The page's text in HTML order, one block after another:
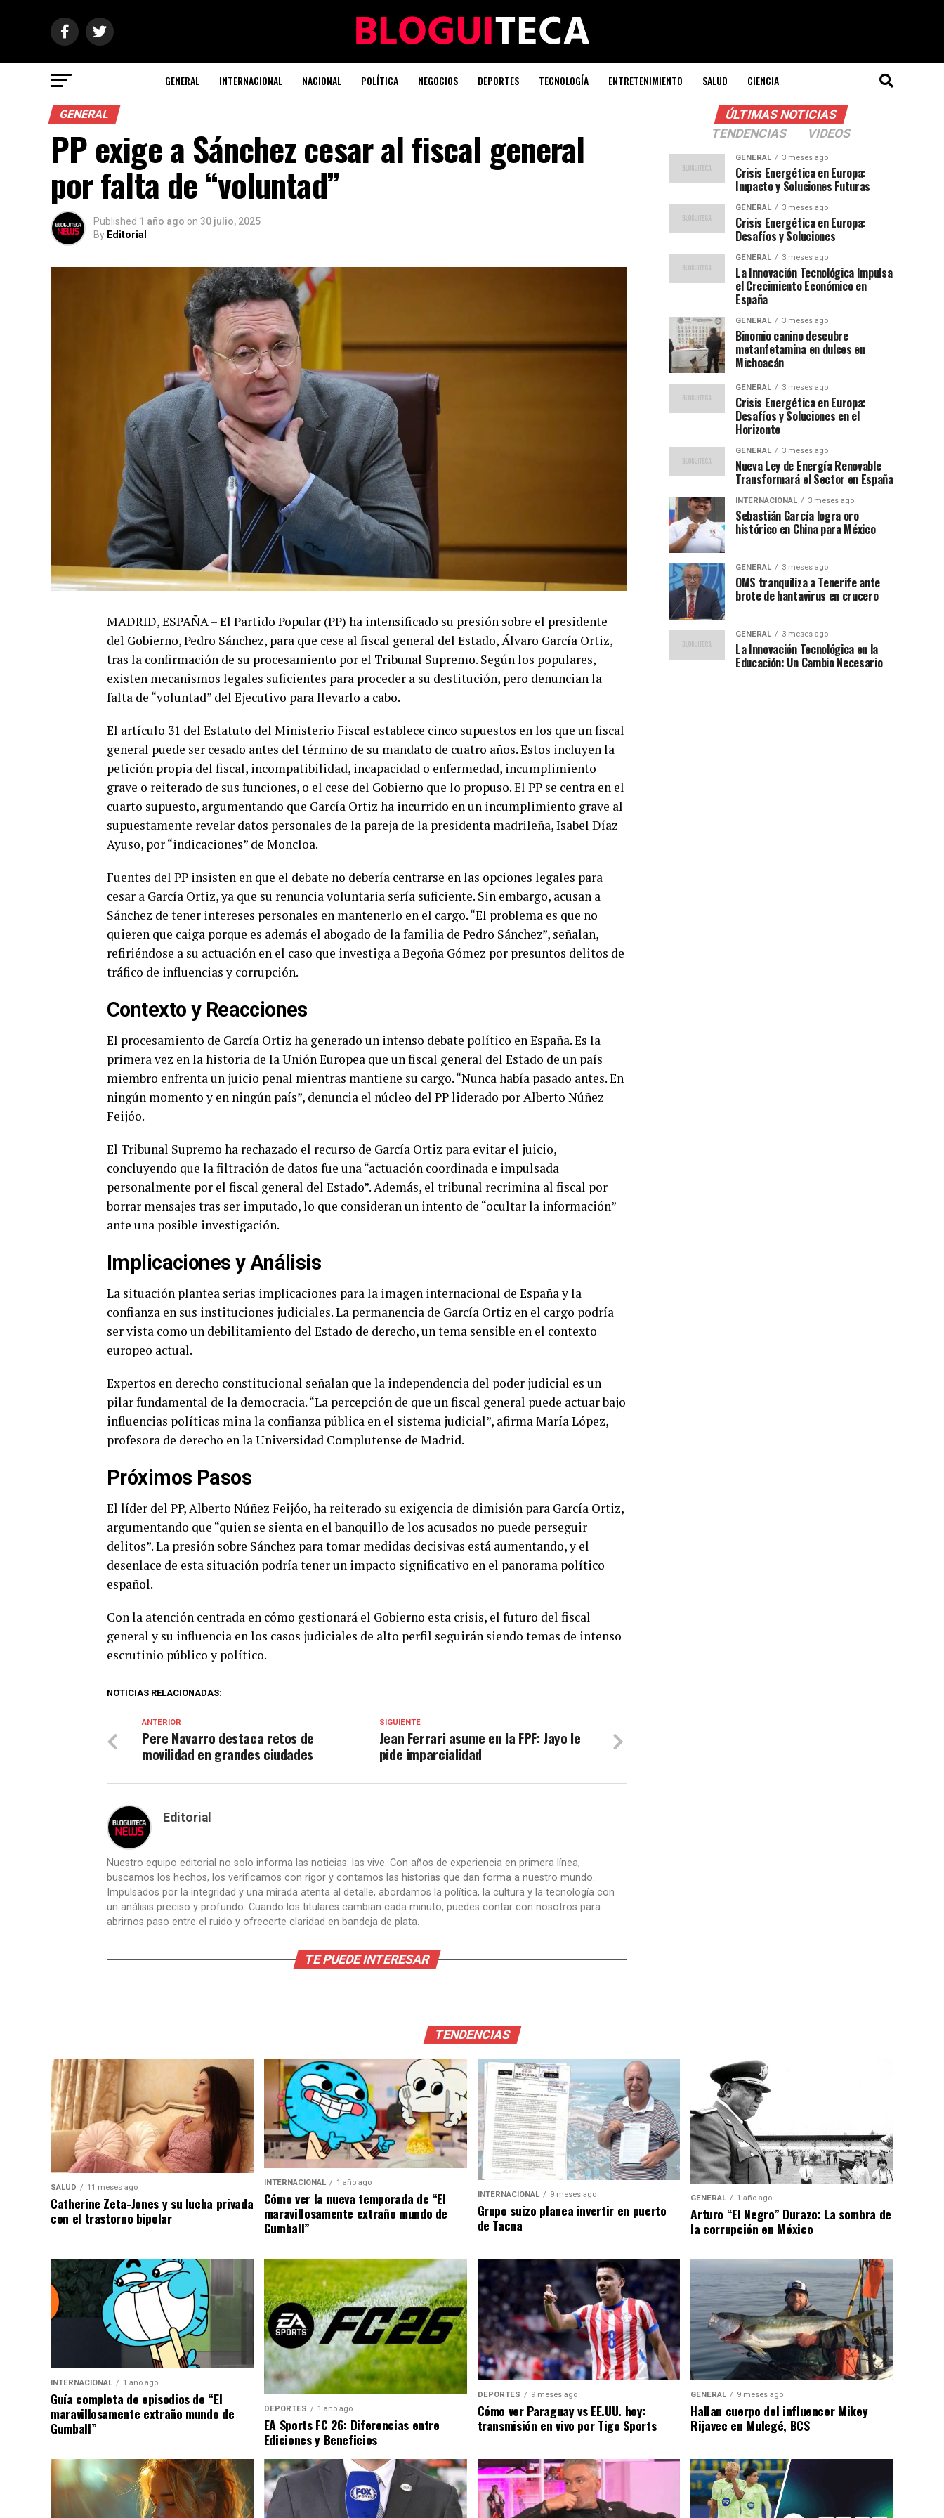
GENERAL INTERNACIONAL NACIONAL POLÍTICA NEGOCIOS DEPORTES TECNOLOGÍA ENTRETENIMIENTO SALUD CIENCIA
GENERAL
PP exige a Sánchez cesar al fiscal general
por falta de “voluntad”
Published 1 año ago on 30 julio, 2025
By Editorial
MADRID, ESPAÑA – El Partido Popular (PP) ha intensificado su presión sobre el presidente
del Gobierno, Pedro Sánchez, para que cese al fiscal general del Estado, Álvaro García Ortiz,
tras la confirmación de su procesamiento por el Tribunal Supremo. Según los populares,
existen mecanismos legales suficientes para proceder a su destitución, pero denuncian la
falta de “voluntad” del Ejecutivo para llevarlo a cabo.
El artículo 31 del Estatuto del Ministerio Fiscal establece cinco supuestos en los que un fiscal
general puede ser cesado antes del término de su mandato de cuatro años. Estos incluyen la
petición propia del fiscal, incompatibilidad, incapacidad o enfermedad, incumplimiento
grave o reiterado de sus funciones, o el cese del Gobierno que lo propuso. El PP se centra en el
cuarto supuesto, argumentando que García Ortiz ha incurrido en un incumplimiento grave al
supuestamente revelar datos personales de la pareja de la presidenta madrileña, Isabel Díaz
Ayuso, por “indicaciones” de Moncloa.
Fuentes del PP insisten en que el debate no debería centrarse en las opciones legales para
cesar a García Ortiz, ya que su renuncia voluntaria sería suficiente. Sin embargo, acusan a
Sánchez de tener intereses personales en mantenerlo en el cargo. “El problema es que no
quieren que caiga porque es además el abogado de la familia de Pedro Sánchez”, señalan,
refiriéndose a su actuación en el caso que investiga a Begoña Gómez por presuntos delitos de
tráfico de influencias y corrupción.
Contexto y Reacciones
El procesamiento de García Ortiz ha generado un intenso debate político en España. Es la
primera vez en la historia de la Unión Europea que un fiscal general del Estado de un país
miembro enfrenta un juicio penal mientras mantiene su cargo. “Nunca había pasado antes. En
ningún momento y en ningún país”, denuncia el núcleo del PP liderado por Alberto Núñez
Feijóo.
El Tribunal Supremo ha rechazado el recurso de García Ortiz para evitar el juicio,
concluyendo que la filtración de datos fue una “actuación coordinada e impulsada
personalmente por el fiscal general del Estado”. Además, el tribunal recrimina al fiscal por
borrar mensajes tras ser imputado, lo que consideran un intento de “ocultar la información”
ante una posible investigación.
Implicaciones y Análisis
La situación plantea serias implicaciones para la imagen internacional de España y la
confianza en sus instituciones judiciales. La permanencia de García Ortiz en el cargo podría
ser vista como un debilitamiento del Estado de derecho, un tema sensible en el contexto
europeo actual.
Expertos en derecho constitucional señalan que la independencia del poder judicial es un
pilar fundamental de la democracia. “La percepción de que un fiscal general puede actuar bajo
influencias políticas mina la confianza pública en el sistema judicial”, afirma María López,
profesora de derecho en la Universidad Complutense de Madrid.
Próximos Pasos
El líder del PP, Alberto Núñez Feijóo, ha reiterado su exigencia de dimisión para García Ortiz,
argumentando que “quien se sienta en el banquillo de los acusados no puede perseguir
delitos”. La presión sobre Sánchez para tomar medidas decisivas está aumentando, y el
desenlace de esta situación podría tener un impacto significativo en el panorama político
español.
Con la atención centrada en cómo gestionará el Gobierno esta crisis, el futuro del fiscal
general y su influencia en los casos judiciales de alto perfil seguirán siendo temas de intenso
escrutinio público y político.
NOTICIAS RELACIONADAS:
SIGUIENTE
Jean Ferrari asume en la FPF: Jayo le
pide imparcialidad
ANTERIOR
Pere Navarro destaca retos de
movilidad en grandes ciudades
Editorial
Nuestro equipo editorial no solo informa las noticias: las vive. Con años de experiencia en primera línea,
buscamos los hechos, los verificamos con rigor y contamos las historias que dan forma a nuestro mundo.
Impulsados por la integridad y una mirada atenta al detalle, abordamos la política, la cultura y la tecnología con
un análisis preciso y profundo. Cuando los titulares cambian cada minuto, puedes contar con nosotros para
abrirnos paso entre el ruido y ofrecerte claridad en bandeja de plata.
TE PUEDE INTERESAR
ÚLTIMAS NOTICIAS
TENDENCIAS
VIDEOS
GENERAL 3 meses ago
Crisis Energética en Europa:
Impacto y Soluciones Futuras
GENERAL 3 meses ago
Crisis Energética en Europa:
Desafíos y Soluciones
GENERAL 3 meses ago
La Innovación Tecnológica Impulsa
el Crecimiento Económico en
España
GENERAL 3 meses ago
Binomio canino descubre
metanfetamina en dulces en
Michoacán
GENERAL 3 meses ago
Crisis Energética en Europa:
Desafíos y Soluciones en el
Horizonte
GENERAL 3 meses ago
Nueva Ley de Energía Renovable
Transformará el Sector en España
INTERNACIONAL 3 meses ago
Sebastián García logra oro
histórico en China para México
GENERAL 3 meses ago
OMS tranquiliza a Tenerife ante
brote de hantavirus en crucero
GENERAL 3 meses ago
La Innovación Tecnológica en la
Educación: Un Cambio Necesario
TENDENCIAS
SALUD 11 meses ago
Catherine Zeta-Jones y su lucha privada
con el trastorno bipolar
INTERNACIONAL 1 año ago
Cómo ver la nueva temporada de “El
maravillosamente extraño mundo de
Gumball”
INTERNACIONAL 9 meses ago
Grupo suizo planea invertir en puerto
de Tacna
GENERAL 1 año ago
Arturo “El Negro” Durazo: La sombra de
la corrupción en México
INTERNACIONAL 1 año ago
Guía completa de episodios de “El
maravillosamente extraño mundo de
Gumball”
DEPORTES 1 año ago
EA Sports FC 26: Diferencias entre
Ediciones y Beneficios
DEPORTES 9 meses ago
Cómo ver Paraguay vs EE.UU. hoy:
transmisión en vivo por Tigo Sports
GENERAL 9 meses ago
Hallan cuerpo del influencer Mikey
Rijavec en Mulegé, BCS